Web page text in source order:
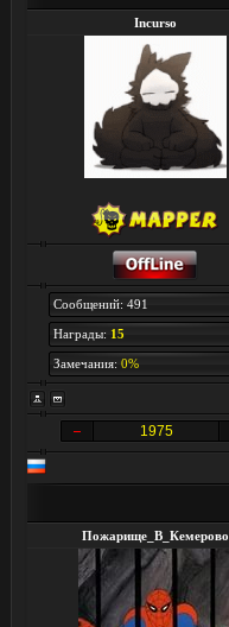
Incurso
Сообщений: 491
Награды: 15
Замечания: 0%
1975
Пожарище_В_Кемерово